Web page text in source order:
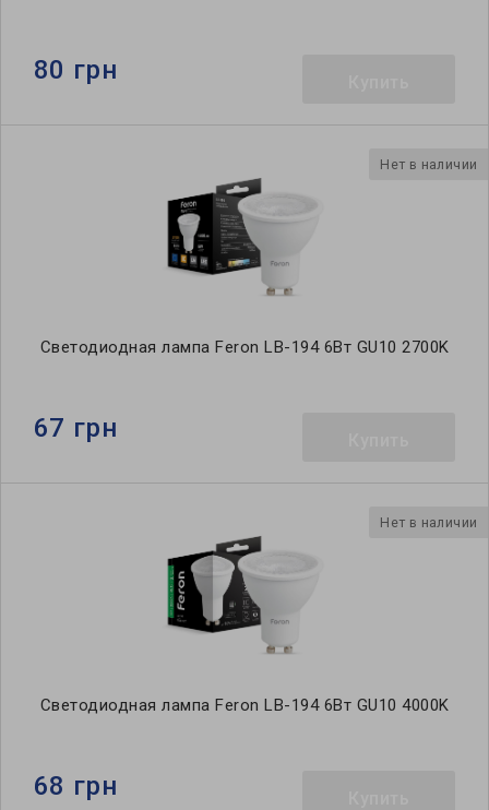
80 грн
Нет в наличии
Светодиодная лампа Feron LB-194 6Вт GU10 2700K
67 грн
Нет в наличии
Светодиодная лампа Feron LB-194 6Вт GU10 4000K
68 грн